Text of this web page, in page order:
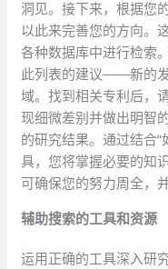
洞见。接下来，根据您
以此来完善您的方向。
各种数据库中进行检索
此列表的建议——新的
域。找到相关专利后，
现细微差别并做出明智
的研究结果。通过结合
具，您将掌握必要的知
可确保您的努力周全，
辅助搜索的工具和资源
运用正确的工具深入研